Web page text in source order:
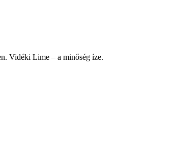
Vidéki Lime – a minőség íze.